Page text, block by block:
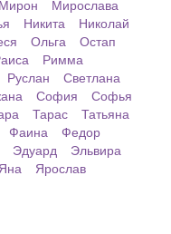
Мирон
Мирослава
Никита
Николай
Ольга
Остап
Римма
Руслан
Светлана
София
Софья
Тарас
Татьяна
Фаина
Федор
Эдуард
Эльвира
Яна
Ярослав